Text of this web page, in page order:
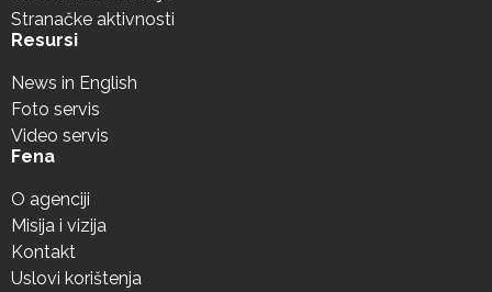
Stranačke aktivnosti
Resursi
News in English
Foto servis
Video servis
Fena
O agenciji
Misija i vizija
Kontakt
Uslovi korištenja